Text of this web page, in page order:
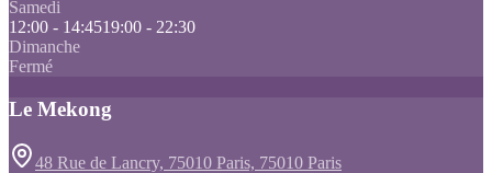
Samedi
12:00 - 14:4519:00 - 22:30
Dimanche
Fermé
Le Mekong
48 Rue de Lancry, 75010 Paris, 75010 Paris